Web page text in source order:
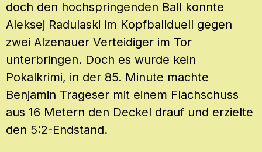
doch den hochspringenden Ball konnte
Aleksej Radulaski im Kopfballduell gegen
zwei Alzenauer Verteidiger im Tor
unterbringen. Doch es wurde kein
Pokalkrimi, in der 85. Minute machte
Benjamin Trageser mit einem Flachschuss
aus 16 Metern den Deckel drauf und erzielte
den 5:2-Endstand.